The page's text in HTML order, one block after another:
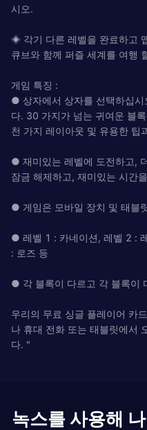
시오.
◈ 각기 다른 레벨을 완료하고
큐브와 함께 퍼즐 세계를 여행
게임 특징 :
● 상자에서 상자를 선택하십
다. 30 가지가 넘는 귀여운 블
천 가지 레이아웃 및 유용한 팁
● 재미있는 레벨에 도전하고,
잠금 해제하고, 재미있는 시간
● 게임은 모바일 장치 및 태블
● 레벨 1 : 카네이션, 레벨 2 :
: 로즈 등
● 각 블록이 다르고 각 블록이
우리의 무료 싱글 플레이어 카
나 휴대 전화 또는 태블릿에서
다. "
녹스를 사용해